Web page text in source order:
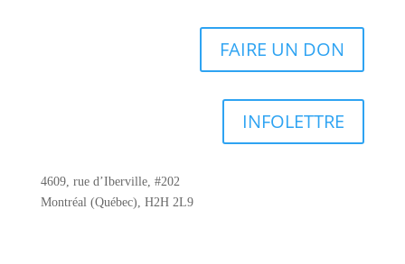
FAIRE UN DON
INFOLETTRE
4609, rue d’Iberville, #202
Montréal (Québec), H2H 2L9